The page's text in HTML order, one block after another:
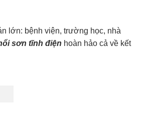
lớn: bệnh viện, trường học, nhà
sơn tĩnh điện hoàn hảo cả về kết